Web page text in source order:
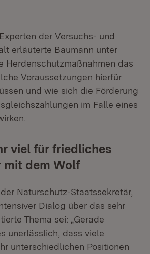
der Versuchs- und
erläuterte Baumann unter
Herdenschutzmaßnahmen das
Voraussetzungen hierfür
und wie sich die Förderung
im Falle eines
viel für friedliches
mit dem Wolf
Naturschutz-Staatssekretär,
Dialog über das sehr
Thema sei: „Gerade
unerlässlich, dass viele
unterschiedlichen Positionen